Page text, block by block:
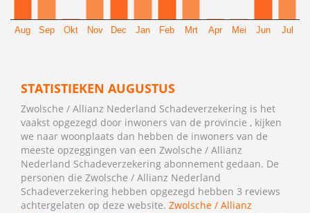
Aug Sep Okt Nov Dec Jan Feb Mrt Apr Mei Jun Jul
STATISTIEKEN AUGUSTUS
Zwolsche / Allianz Nederland Schadeverzekering is het
vaakst opgezegd door inwoners van de provincie , kijken
we naar woonplaats dan hebben de inwoners van de
meeste opzeggingen van een Zwolsche / Allianz
Nederland Schadeverzekering abonnement gedaan. De
personen die Zwolsche / Allianz Nederland
Schadeverzekering hebben opgezegd hebben 3 reviews
achtergelaten op deze website. Zwolsche / Allianz